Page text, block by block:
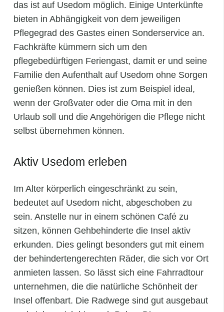
das ist auf Usedom möglich. Einige Unterkünfte
bieten in Abhängigkeit von dem jeweiligen
Pflegegrad des Gastes einen Sonderservice an.
Fachkräfte kümmern sich um den
pflegebedürftigen Feriengast, damit er und seine
Familie den Aufenthalt auf Usedom ohne Sorgen
genießen können. Dies ist zum Beispiel ideal,
wenn der Großvater oder die Oma mit in den
Urlaub soll und die Angehörigen die Pflege nicht
selbst übernehmen können.
Aktiv Usedom erleben
Im Alter körperlich eingeschränkt zu sein,
bedeutet auf Usedom nicht, abgeschoben zu
sein. Anstelle nur in einem schönen Café zu
sitzen, können Gehbehinderte die Insel aktiv
erkunden. Dies gelingt besonders gut mit einem
der behindertengerechten Räder, die sich vor Ort
anmieten lassen. So lässt sich eine Fahrradtour
unternehmen, die die natürliche Schönheit der
Insel offenbart. Die Radwege sind gut ausgebaut